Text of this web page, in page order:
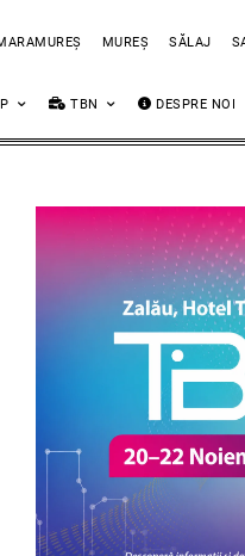
MUREȘ SĂLAJ
TBN DESPRE NOI